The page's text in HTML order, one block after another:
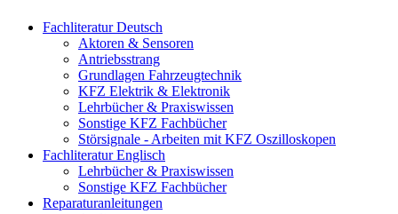
Fachliteratur Deutsch
Aktoren & Sensoren
Antriebsstrang
Grundlagen Fahrzeugtechnik
KFZ Elektrik & Elektronik
Lehrbücher & Praxiswissen
Sonstige KFZ Fachbücher
Störsignale - Arbeiten mit KFZ Oszilloskopen
Fachliteratur Englisch
Lehrbücher & Praxiswissen
Sonstige KFZ Fachbücher
Reparaturanleitungen